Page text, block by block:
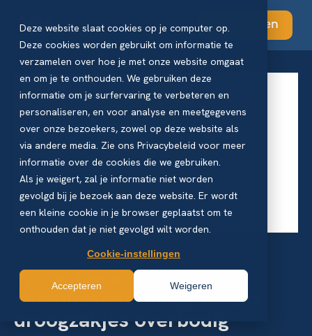
Deze website slaat cookies op je computer op.
Deze cookies worden gebruikt om informatie te
verzamelen over hoe je met onze website omgaat
en om je te onthouden. We gebruiken deze
informatie om je surfervaring te verbeteren en
personaliseren, en voor analyse en meetgegevens
over onze bezoekers, zowel op deze website als
via andere media. Zie ons Privacybeleid voor meer
informatie over de cookies die we gebruiken.
Als je weigert, zal je informatie niet worden
gevolgd bij je bezoek aan deze website. Er wordt
een kleine cookie in je browser geplaatst om te
onthouden dat je niet gevolgd wilt worden.
Cookie-instellingen
Accepteren Weigeren
Abonneren
Pro-actieve
vochtbescherming maakt
droogzakjes overbodig